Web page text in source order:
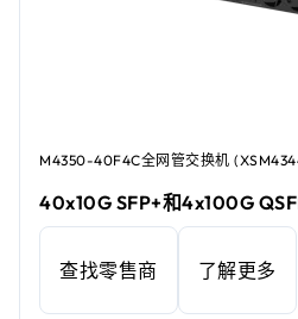
M4350-40F4C全网管交换机
40x10G SFP+和4x100G
查找零售商 了解更多